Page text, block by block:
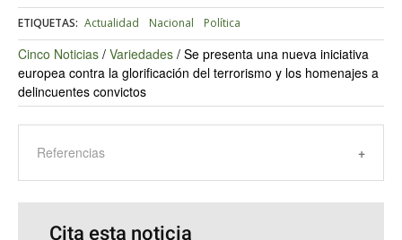
ETIQUETAS: Actualidad Nacional Política
Cinco Noticias / Variedades / Se presenta una nueva iniciativa
europea contra la glorificación del terrorismo y los homenajes a
delincuentes convictos
Referencias
Cita esta noticia